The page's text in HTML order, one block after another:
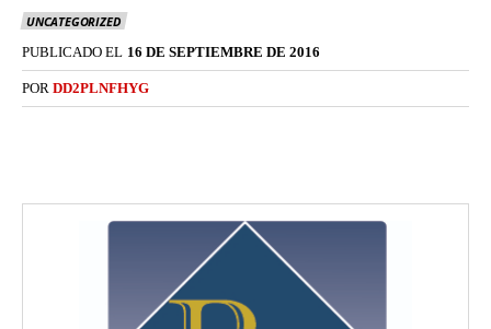
UNCATEGORIZED
PUBLICADO EL 16 DE SEPTIEMBRE DE 2016
POR DD2PLNFHYG